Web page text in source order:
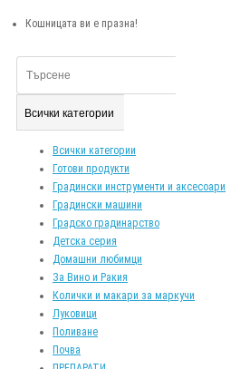
Кошницата ви е празна!
Всички категории
Всички категории
Готови продукти
Градински инструменти и аксесоари
Градински машини
Градско градинарство
Детска серия
Домашни любимци
За Вино и Ракия
Колички и макари за маркучи
Луковици
Поливане
Почва